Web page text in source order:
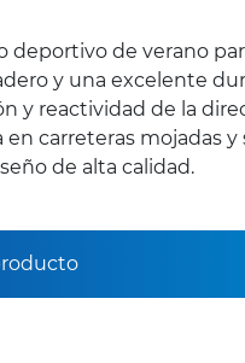
de verano
y una excelente
y reactividad de la
carreteras mojadas y
de alta calidad.